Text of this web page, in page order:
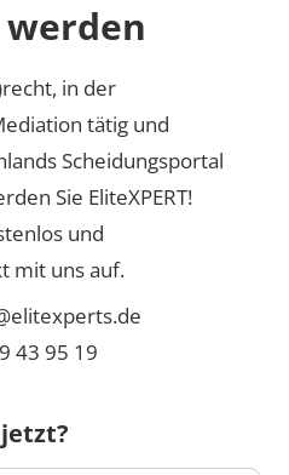
werden
in der
tätig und
Scheidungsportal
Sie EliteXPERT!
und
mit uns auf.
43 95 19